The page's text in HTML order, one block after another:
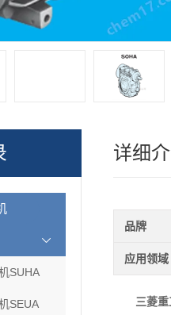
SUHA
SEUA
详细
品牌
应用领域
三菱